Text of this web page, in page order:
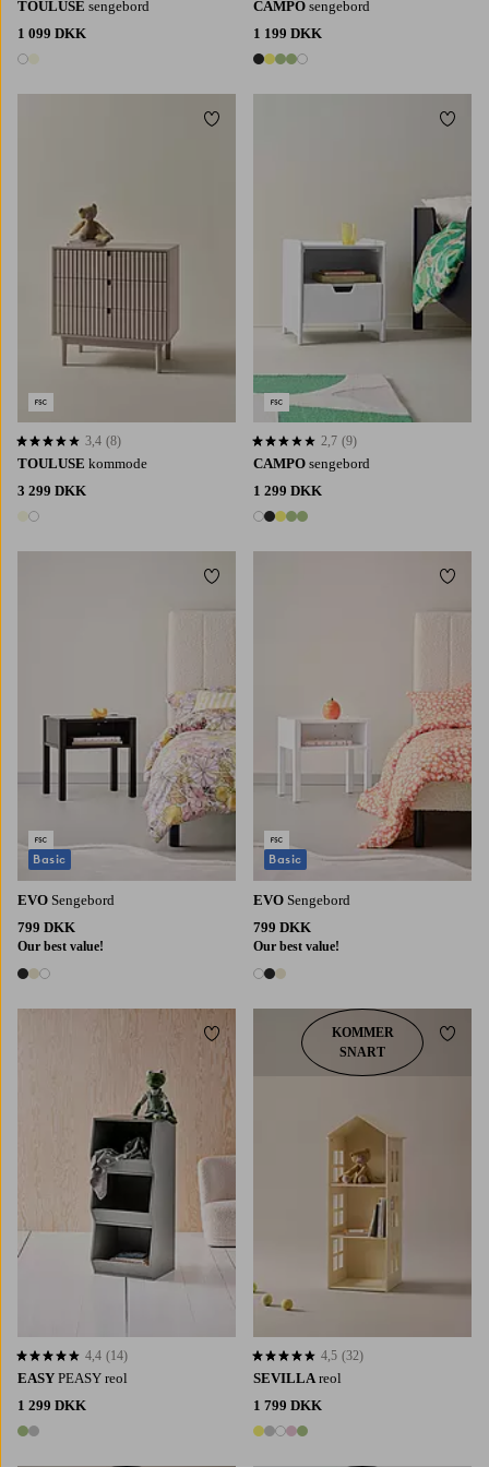
TOULUSE sengebord
1 099 DKK
2 farver
CAMPO sengebord
1 199 DKK
5 farver
TOULUSE kommode
3 299 DKK
2 farver
3,4 baseret på 8 bedømmelser
3,4 (8)
Tilføj til favoritter
CAMPO sengebord
1 299 DKK
5 farver
2,7 baseret på 9 bedømmelser
2,7 (9)
Tilføj
EVO Sengebord
799 DKK
Our best value!
3 farver
Basic
Tilføj til favoritter
EVO Sengebord
799 DKK
Our best value!
3 farver
Basic
Tilføj
EASY PEASY reol
1 299 DKK
2 farver
4,4 baseret på 14 bedømmelser
4,4 (14)
Tilføj til favoritter
SEVILLA reol
1 799 DKK
5 farver
4,5 baseret på 32 bedømmelser
4,5 (32)
KOMMER
SNART
Tilføj